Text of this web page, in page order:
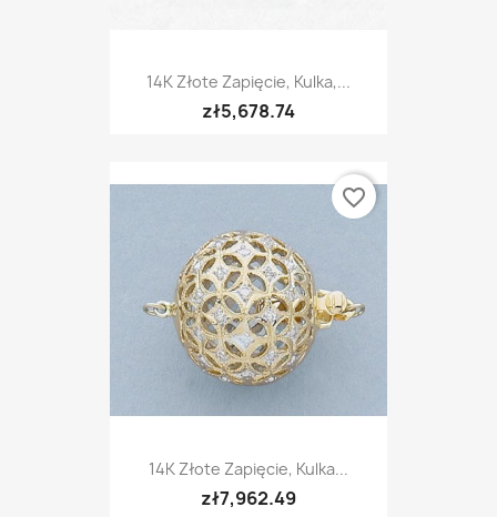
14K Złote Zapięcie, Kulka,...
zł5,678.74
14K Złote Zapięcie, Kulka...
zł7,962.49
favorite_border